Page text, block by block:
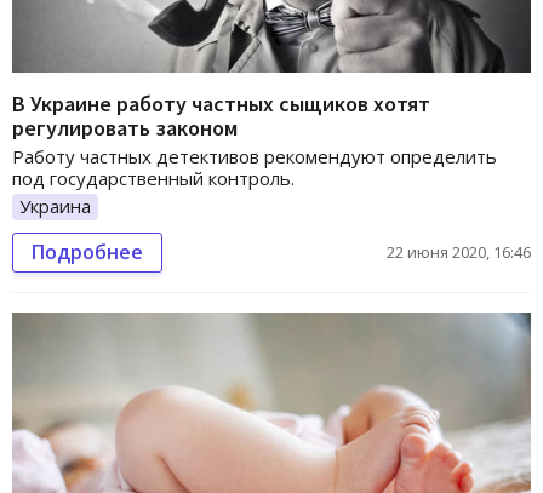
В Украине работу частных сыщиков хотят
регулировать законом
Работу частных детективов рекомендуют определить
под государственный контроль.
Украина
Подробнее 22 июня 2020, 16:46